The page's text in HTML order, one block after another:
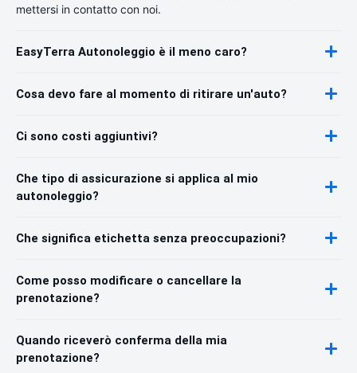
mettersi in contatto con noi.
EasyTerra Autonoleggio è il meno caro?
Cosa devo fare al momento di ritirare un'auto?
Ci sono costi aggiuntivi?
Che tipo di assicurazione si applica al mio
autonoleggio?
Che significa etichetta senza preoccupazioni?
Come posso modificare o cancellare la
prenotazione?
Quando riceverò conferma della mia
prenotazione?